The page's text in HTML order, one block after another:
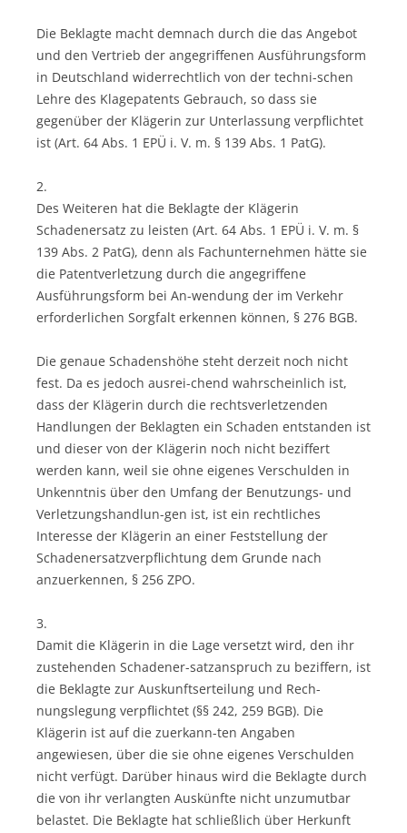
Die Beklagte macht demnach durch die das Angebot
und den Vertrieb der angegriffenen Ausführungsform
in Deutschland widerrechtlich von der techni-schen
Lehre des Klagepatents Gebrauch, so dass sie
gegenüber der Klägerin zur Unterlassung verpflichtet
ist (Art. 64 Abs. 1 EPÜ i. V. m. § 139 Abs. 1 PatG).
2.
Des Weiteren hat die Beklagte der Klägerin
Schadenersatz zu leisten (Art. 64 Abs. 1 EPÜ i. V. m. §
139 Abs. 2 PatG), denn als Fachunternehmen hätte sie
die Patentverletzung durch die angegriffene
Ausführungsform bei An-wendung der im Verkehr
erforderlichen Sorgfalt erkennen können, § 276 BGB.
Die genaue Schadenshöhe steht derzeit noch nicht
fest. Da es jedoch ausrei-chend wahrscheinlich ist,
dass der Klägerin durch die rechtsverletzenden
Handlungen der Beklagten ein Schaden entstanden ist
und dieser von der Klägerin noch nicht beziffert
werden kann, weil sie ohne eigenes Verschulden in
Unkenntnis über den Umfang der Benutzungs- und
Verletzungshandlun-gen ist, ist ein rechtliches
Interesse der Klägerin an einer Feststellung der
Schadenersatzverpflichtung dem Grunde nach
anzuerkennen, § 256 ZPO.
3.
Damit die Klägerin in die Lage versetzt wird, den ihr
zustehenden Schadener-satzanspruch zu beziffern, ist
die Beklagte zur Auskunftserteilung und Rech-
nungslegung verpflichtet (§§ 242, 259 BGB). Die
Klägerin ist auf die zuerkann-ten Angaben
angewiesen, über die sie ohne eigenes Verschulden
nicht verfügt. Darüber hinaus wird die Beklagte durch
die von ihr verlangten Auskünfte nicht unzumutbar
belastet. Die Beklagte hat schließlich über Herkunft